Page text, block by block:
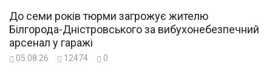
До семи років тюрми загрожує жителю
Білгорода-Дністровського за вибухонебезпечний
арсенал у гаражі
05.08.26 12474 0